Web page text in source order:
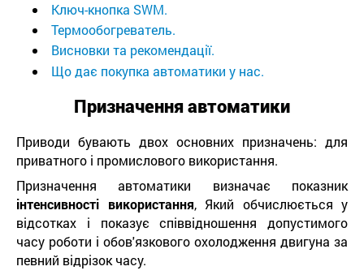
Ключ-кнопка SWM.
Термообогреватель.
Висновки та рекомендації.
Що дає покупка автоматики у нас.
Призначення автоматики
Приводи бувають двох основних призначень: для
приватного і промислового використання.
Призначення автоматики визначає показник
інтенсивності використання, Який обчислюється у
відсотках і показує співвідношення допустимого
часу роботи і обов'язкового охолодження двигуна за
певний відрізок часу.